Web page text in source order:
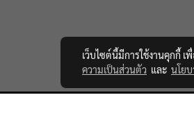
เว็บไซต์นี้มีการใช้งานคุกกี้
ความเป็นส่วนตัว และ นโย